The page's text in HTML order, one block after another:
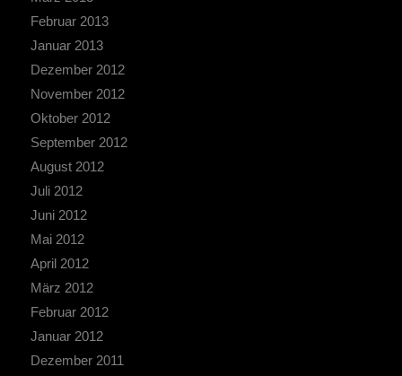
Februar 2013
Januar 2013
Dezember 2012
November 2012
Oktober 2012
September 2012
August 2012
Juli 2012
Juni 2012
Mai 2012
April 2012
März 2012
Februar 2012
Januar 2012
Dezember 2011